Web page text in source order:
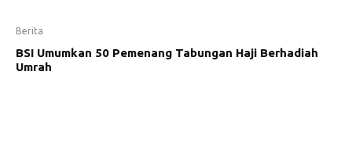
Berita
BSI Umumkan 50 Pemenang Tabungan Haji Berhadiah
Umrah